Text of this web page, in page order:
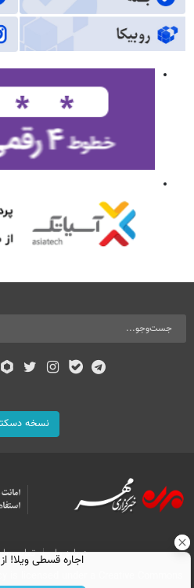
نسخه
درباره ما تماس با
is licensed under a Creative Commons